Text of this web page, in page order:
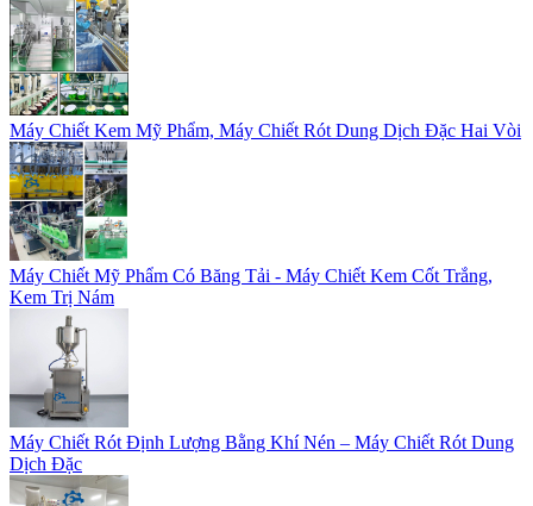
Máy Chiết Kem Mỹ Phẩm, Máy Chiết Rót Dung Dịch Đặc Hai Vòi
Máy Chiết Mỹ Phẩm Có Băng Tải - Máy Chiết Kem Cốt Trắng,
Kem Trị Nám
Máy Chiết Rót Định Lượng Bằng Khí Nén – Máy Chiết Rót Dung
Dịch Đặc